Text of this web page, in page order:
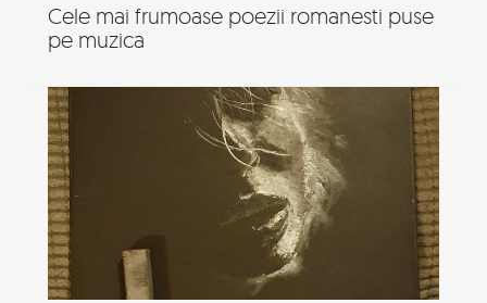
Cele mai frumoase poezii romanesti puse
pe muzica